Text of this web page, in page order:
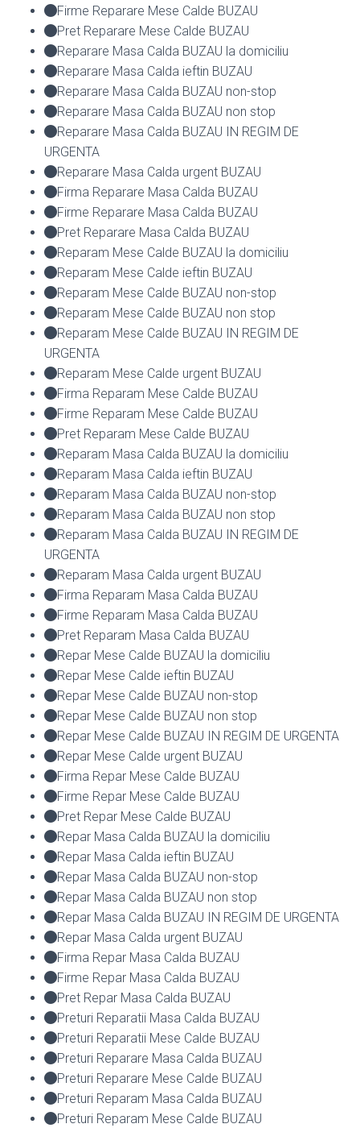
Firme Reparare Mese Calde BUZAU
Pret Reparare Mese Calde BUZAU
Reparare Masa Calda BUZAU la domiciliu
Reparare Masa Calda ieftin BUZAU
Reparare Masa Calda BUZAU non-stop
Reparare Masa Calda BUZAU non stop
Reparare Masa Calda BUZAU IN REGIM DE
URGENTA
Reparare Masa Calda urgent BUZAU
Firma Reparare Masa Calda BUZAU
Firme Reparare Masa Calda BUZAU
Pret Reparare Masa Calda BUZAU
Reparam Mese Calde BUZAU la domiciliu
Reparam Mese Calde ieftin BUZAU
Reparam Mese Calde BUZAU non-stop
Reparam Mese Calde BUZAU non stop
Reparam Mese Calde BUZAU IN REGIM DE
URGENTA
Reparam Mese Calde urgent BUZAU
Firma Reparam Mese Calde BUZAU
Firme Reparam Mese Calde BUZAU
Pret Reparam Mese Calde BUZAU
Reparam Masa Calda BUZAU la domiciliu
Reparam Masa Calda ieftin BUZAU
Reparam Masa Calda BUZAU non-stop
Reparam Masa Calda BUZAU non stop
Reparam Masa Calda BUZAU IN REGIM DE
URGENTA
Reparam Masa Calda urgent BUZAU
Firma Reparam Masa Calda BUZAU
Firme Reparam Masa Calda BUZAU
Pret Reparam Masa Calda BUZAU
Repar Mese Calde BUZAU la domiciliu
Repar Mese Calde ieftin BUZAU
Repar Mese Calde BUZAU non-stop
Repar Mese Calde BUZAU non stop
Repar Mese Calde BUZAU IN REGIM DE URGENTA
Repar Mese Calde urgent BUZAU
Firma Repar Mese Calde BUZAU
Firme Repar Mese Calde BUZAU
Pret Repar Mese Calde BUZAU
Repar Masa Calda BUZAU la domiciliu
Repar Masa Calda ieftin BUZAU
Repar Masa Calda BUZAU non-stop
Repar Masa Calda BUZAU non stop
Repar Masa Calda BUZAU IN REGIM DE URGENTA
Repar Masa Calda urgent BUZAU
Firma Repar Masa Calda BUZAU
Firme Repar Masa Calda BUZAU
Pret Repar Masa Calda BUZAU
Preturi Reparatii Masa Calda BUZAU
Preturi Reparatii Mese Calde BUZAU
Preturi Reparare Masa Calda BUZAU
Preturi Reparare Mese Calde BUZAU
Preturi Reparam Masa Calda BUZAU
Preturi Reparam Mese Calde BUZAU